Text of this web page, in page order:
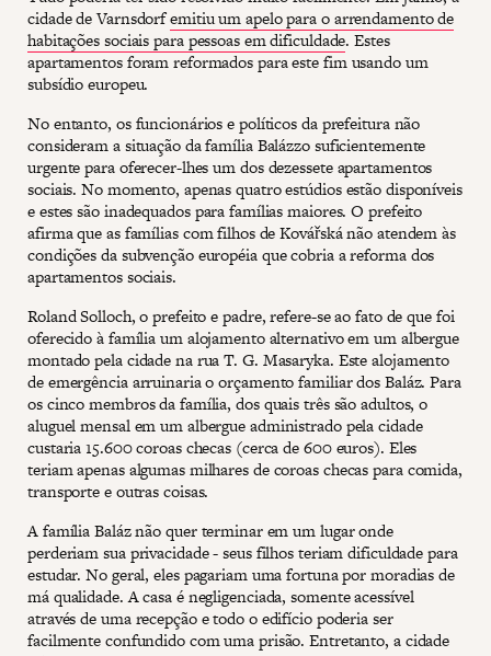
cidade de Varnsdorfemitiu um apelo para o arrendamento de
habitações sociais para pessoas em dificuldade. Estes
apartamentos foram reformados para este fim usando um
subsídio europeu.
No entanto, os funcionários e políticos da prefeitura não
consideram a situação da família Balázzo suficientemente
urgente para oferecer-lhes um dos dezessete apartamentos
sociais. No momento, apenas quatro estúdios estão disponíveis
e estes são inadequados para famílias maiores. O prefeito
afirma que as famílias com filhos de Kovářská não atendem às
condições da subvenção européia que cobria a reforma dos
apartamentos sociais.
Roland Solloch, o prefeito e padre, refere-se ao fato de que foi
oferecido à família um alojamento alternativo em um albergue
montado pela cidade na rua T. G. Masaryka. Este alojamento
de emergência arruinaria o orçamento familiar dos Baláz. Para
os cinco membros da família, dos quais três são adultos, o
aluguel mensal em um albergue administrado pela cidade
custaria 15.600 coroas checas (cerca de 600 euros). Eles
teriam apenas algumas milhares de coroas checas para comida,
transporte e outras coisas.
A família Baláz não quer terminar em um lugar onde
perderiam sua privacidade - seus filhos teriam dificuldade para
estudar. No geral, eles pagariam uma fortuna por moradias de
má qualidade. A casa é negligenciada, somente acessível
através de uma recepção e todo o edifício poderia ser
facilmente confundido com uma prisão. Entretanto, a cidade